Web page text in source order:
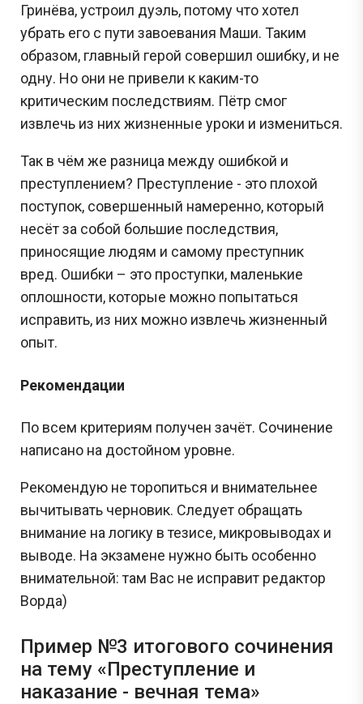
Гринёва, устроил дуэль, потому что хотел
убрать его с пути завоевания Маши. Таким
образом, главный герой совершил ошибку, и не
одну. Но они не привели к каким-то
критическим последствиям. Пётр смог
извлечь из них жизненные уроки и измениться.
Так в чём же разница между ошибкой и
преступлением? Преступление - это плохой
поступок, совершенный намеренно, который
несёт за собой большие последствия,
приносящие людям и самому преступник
вред. Ошибки – это проступки, маленькие
оплошности, которые можно попытаться
исправить, из них можно извлечь жизненный
опыт.
Рекомендации
По всем критериям получен зачёт. Сочинение
написано на достойном уровне.
Рекомендую не торопиться и внимательнее
вычитывать черновик. Следует обращать
внимание на логику в тезисе, микровыводах и
выводе. На экзамене нужно быть особенно
внимательной: там Вас не исправит редактор
Ворда)
Пример №3 итогового сочинения
на тему «Преступление и
наказание - вечная тема»